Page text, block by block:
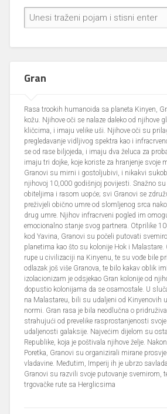
Gran
Rasa trookih humanoida sa planeta Kinyen,
kožu. Njihove oči se nalaze daleko od njihove
kličcima, i imaju velike uši. Njihove oči su
pregledavanje vidljivog spektra kao i
se od rase biljojeda, i imaju dva želuca za
imaju tri dojke, koje koriste za hranjenje svoje
Granovi su mirni i gostoljubivi, i nikakvi
njihovoj 10,000 godišnjoj povijesti. Snažno
obiteljima i rasom uopće; svi Granovi se
preživjeli obično umre od slomljenog srca
drug umre. Njihov infracrveni pogled im
emocionalno stanje svog partnera. Otprilike
kod Yavina, Granovi su počeli putovati
planetima kao što su kolonije Hok i
rupe u civilizaciji na Kinyenu, te su vođe bile
odlazak još više Granova, te bilo kakav oblik
izolacionizam je odsjekao Gran kolonije od
dopustio kolonijama da se osamostale. U
na Malastareu, bili su udaljeni od Kinyenovih
normi. Gran rasa je bila neodlučna o
strahujući od prevelike rasprostanjenosti
udaljenosti galaksije. Najvećim dijelom su
Republike, koja je poštivala njihove želje.
Poretka, Granovi su organizirali mirane
vladavine. Međutim, Imperij ih je ubrzo
Granovi su razvili svoje putovanje svemirom,
trgovačke rute sa Herglicsima